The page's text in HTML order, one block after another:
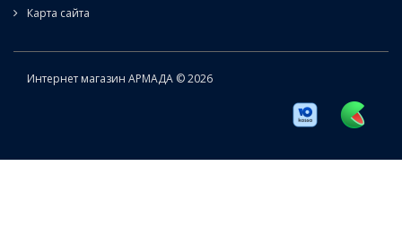
Карта сайта
Интернет магазин АРМАДА © 2026